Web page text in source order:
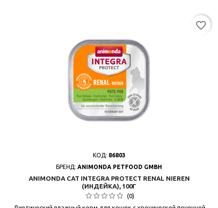
КОД: 86803
БРЕНД: ANIMONDA PETFOOD GMBH
ANIMONDA CAT INTEGRA PROTECT RENAL NIEREN
(ИНДЕЙКА), 100Г
(0)
favorite_border